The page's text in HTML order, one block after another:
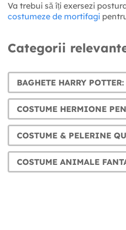
Va trebui să îți exersezi
costumeze de mortifagi
Categorii
COSTUME ANIMALE